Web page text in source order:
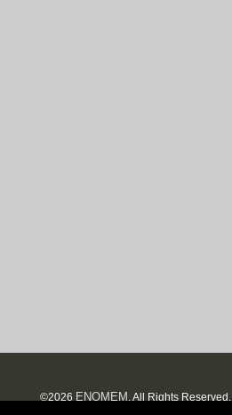
©2026 ENOMEM . All Rights Reserved.